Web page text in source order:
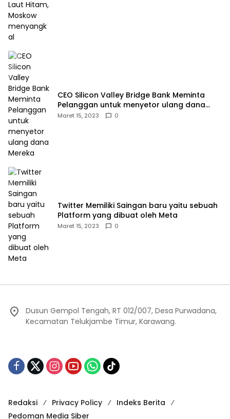
CEO Silicon Valley Bridge Bank Meminta
Pelanggan untuk menyetor ulang dana
Mereka
Maret 15, 2023 0
Twitter Memiliki Saingan baru yaitu sebuah
Platform yang dibuat oleh Meta
Maret 15, 2023 0
Dusun Gempol Tengah, RT 012/007, Desa Purwadana,
Kecamatan Telukjambe Timur, Karawang.
Redaksi Privacy Policy
Indeks Berita
Pedoman Media Siber